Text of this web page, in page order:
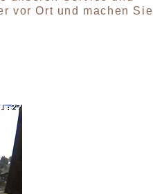
vor Ort und machen Sie